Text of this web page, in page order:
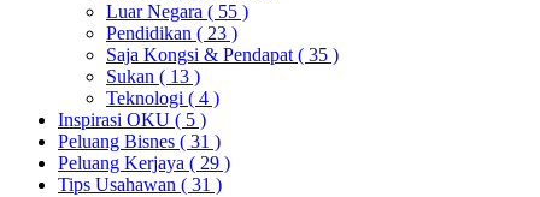
Luar Negara ( 55 )
Pendidikan ( 23 )
Saja Kongsi & Pendapat ( 35 )
Sukan ( 13 )
Teknologi ( 4 )
Inspirasi OKU ( 5 )
Peluang Bisnes ( 31 )
Peluang Kerjaya ( 29 )
Tips Usahawan ( 31 )